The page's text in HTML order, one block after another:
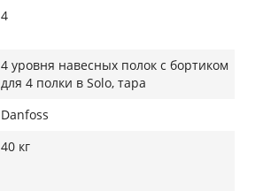
4
4 уровня навесных полок с бортиком
для 4 полки в Solo, тара
Danfoss
40 кг